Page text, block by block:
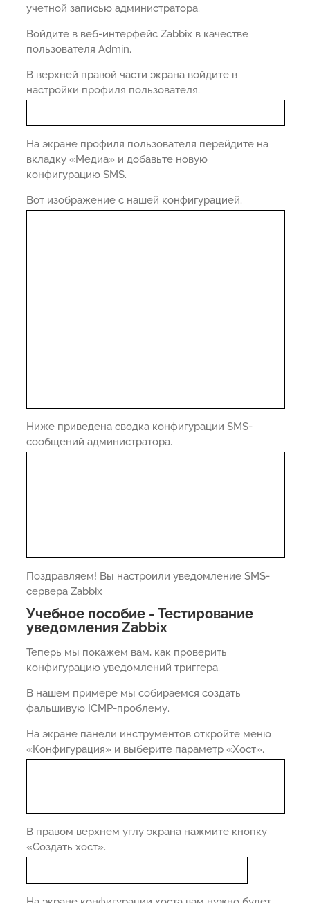
учетной записью администратора.
Войдите в веб-интерфейс Zabbix в качестве
пользователя Admin.
В верхней правой части экрана войдите в
настройки профиля пользователя.
На экране профиля пользователя перейдите на
вкладку «Медиа» и добавьте новую
конфигурацию SMS.
Вот изображение с нашей конфигурацией.
Ниже приведена сводка конфигурации SMS-
сообщений администратора.
Поздравляем! Вы настроили уведомление SMS-
сервера Zabbix
Учебное пособие - Тестирование
уведомления Zabbix
Теперь мы покажем вам, как проверить
конфигурацию уведомлений триггера.
В нашем примере мы собираемся создать
фальшивую ICMP-проблему.
На экране панели инструментов откройте меню
«Конфигурация» и выберите параметр «Хост».
В правом верхнем углу экрана нажмите кнопку
«Создать хост».